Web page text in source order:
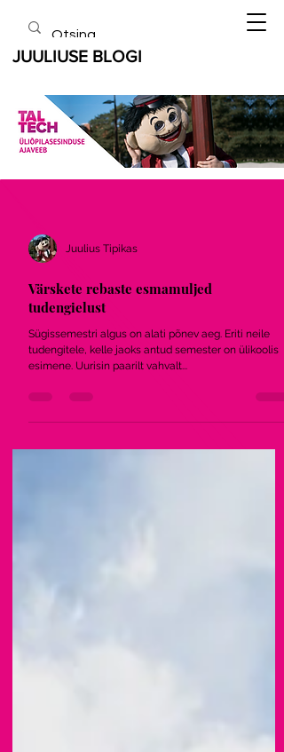
JUULIUSE BLOGI
Juulius Tipikas
Värskete rebaste esmamuljed
tudengielust
Sügissemestri algus on alati põnev aeg. Eriti neile
tudengitele, kelle jaoks antud semester on ülikoolis
esimene. Uurisin paarilt vahvalt...